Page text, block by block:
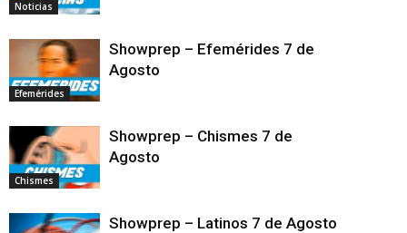
Noticias
Efemérides
Showprep – Efemérides 7 de
Agosto
Chismes
Showprep – Chismes 7 de
Agosto
Showprep – Latinos 7 de Agosto